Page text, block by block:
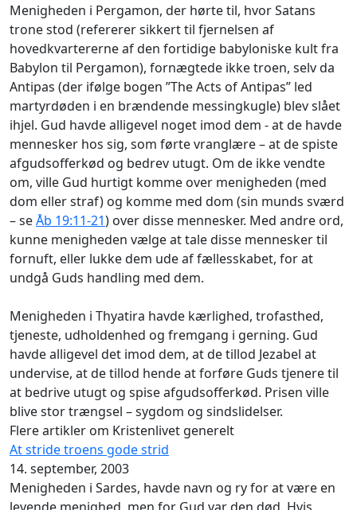
Menigheden i Pergamon, der hørte til, hvor Satans
trone stod (refererer sikkert til fjernelsen af
hovedkvartererne af den fortidige babyloniske kult fra
Babylon til Pergamon), fornægtede ikke troen, selv da
Antipas (der ifølge bogen ”The Acts of Antipas” led
martyrdøden i en brændende messingkugle) blev slået
ihjel. Gud havde alligevel noget imod dem - at de havde
mennesker hos sig, som førte vranglære – at de spiste
afgudsofferkød og bedrev utugt. Om de ikke vendte
om, ville Gud hurtigt komme over menigheden (med
dom eller straf) og komme med dom (sin munds sværd
– seÅb 19:11-21) over disse mennesker. Med andre ord,
kunne menigheden vælge at tale disse mennesker til
fornuft, eller lukke dem ude af fællesskabet, for at
undgå Guds handling med dem.
Menigheden i Thyatira havde kærlighed, trofasthed,
tjeneste, udholdenhed og fremgang i gerning. Gud
havde alligevel det imod dem, at de tillod Jezabel at
undervise, at de tillod hende at forføre Guds tjenere til
at bedrive utugt og spise afgudsofferkød. Prisen ville
blive stor trængsel – sygdom og sindslidelser.
Flere artikler om Kristenlivet generelt
At stride troens gode strid
14. september, 2003
Menigheden i Sardes, havde navn og ry for at være en